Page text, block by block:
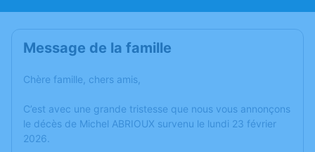
Message de la famille
Chère famille, chers amis,
C’est avec une grande tristesse que nous vous annonçons
le décès de Michel ABRIOUX survenu le lundi 23 février
2026.